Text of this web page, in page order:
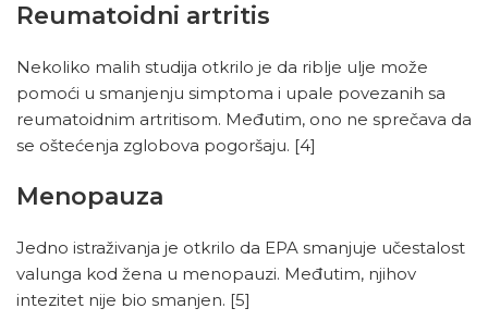
Reumatoidni artritis
Nekoliko malih studija otkrilo je da riblje ulje može
pomoći u smanjenju simptoma i upale povezanih sa
reumatoidnim artritisom. Međutim, ono ne sprečava da
se oštećenja zglobova pogoršaju. [4]
Menopauza
Jedno istraživanja je otkrilo da EPA smanjuje učestalost
valunga kod žena u menopauzi. Međutim, njihov
intezitet nije bio smanjen. [5]